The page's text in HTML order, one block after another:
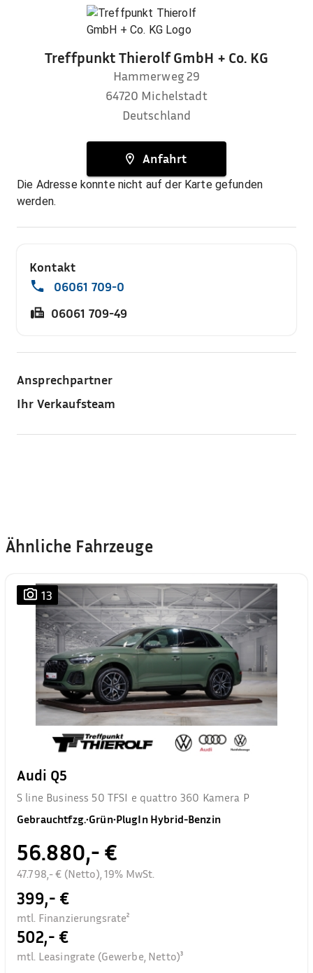
Treffpunkt Thierolf GmbH + Co. KG
Hammerweg 29
64720 Michelstadt
Deutschland
Anfahrt
Die Adresse konnte nicht auf der Karte gefunden
werden.
Kontakt
06061 709-0
06061 709-49
Ansprechpartner
Ihr Verkaufsteam
Ähnliche Fahrzeuge
13
Audi Q5
S line Business 50 TFSI e quattro 360 Kamera P
Gebrauchtfzg.•Grün•PlugIn Hybrid-Benzin
56.880,- €
47.798,- € (Netto), 19% MwSt.
399,- €
mtl. Finanzierungsrate²
502,- €
mtl. Leasingrate (Gewerbe, Netto)³